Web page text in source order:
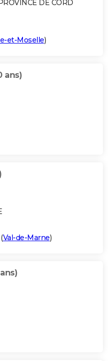
DE CORD
et-Moselle)
ans)
(Val-de-Marne)